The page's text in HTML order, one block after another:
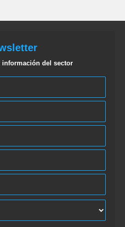
información del sector